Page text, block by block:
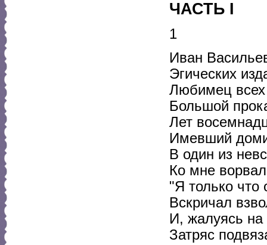
ЧАСТЬ I
1
Иван
Эгических
Любимец всех
Большой
Лет
Имевший
В один из
Ко мне
"Я только
Вскричал
И, жалуясь на
Затряс